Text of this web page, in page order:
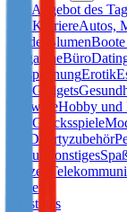
Angebot des
und KarriereAutos,
Kinder
BlumenBoote
MagazineBüro
EntspannungErotik
und Gadgets
SoftwareHobby und
und Glücksspiele
DVD Partyzubehör
Urlaub
Sonstiges
Freizeit
Garten
Sonstiges